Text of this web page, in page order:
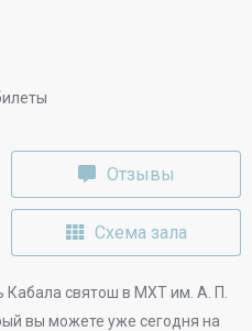
Отзывы
Схема зала
Кабала святош в МХТ им. А. П.
вы можете уже сегодня на